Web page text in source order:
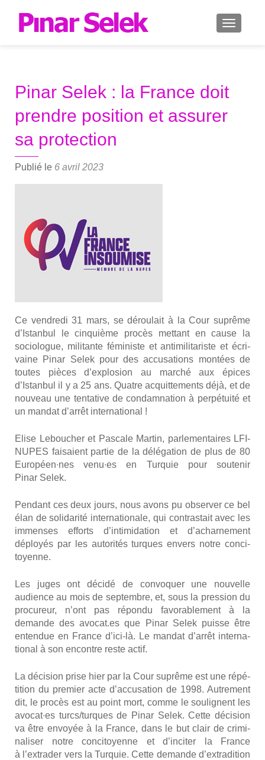
Pinar Selek : la France doit
prendre position et assurer
sa protection
Publié le 6 avril 2023
Ce ven­dre­di 31 mars, se dérou­lait à la Cour suprême
d’Istanbul le cin­quième pro­cès met­tant en cause la
socio­logue, mili­tante fémi­niste et anti­mi­li­ta­riste et écri­
vaine Pinar Selek pour des accu­sa­tions mon­tées de
toutes pièces d’explosion au mar­ché aux épices
d’Istanbul il y a 25 ans. Quatre acquit­te­ments déjà, et de
nou­veau une ten­ta­tive de condam­na­tion à per­pé­tui­té et
un man­dat d’arrêt inter­na­tio­nal !
Elise Lebou­cher et Pas­cale Mar­tin, par­le­men­taires LFI-
NUPES fai­saient par­tie de la délé­ga­tion de plus de 80
Européen∙nes venu∙es en Tur­quie pour sou­te­nir
Pinar Selek.
Pen­dant ces deux jours, nous avons pu obser­ver ce bel
élan de soli­da­ri­té inter­na­tio­nale, qui contras­tait avec les
immenses efforts d’intimidation et d’acharnement
déployés par les auto­ri­tés turques envers notre conci­
toyenne.
Les juges ont déci­dé de convo­quer une nou­velle
audience au mois de sep­tembre, et, sous la pres­sion du
pro­cu­reur, n’ont pas répon­du favo­ra­ble­ment à la
demande des avocat.es que Pinar Selek puisse être
enten­due en France d’ici-là. Le man­dat d’arrêt inter­na­
tio­nal à son encontre reste actif.
La déci­sion prise hier par la Cour suprême est une répé­
ti­tion du pre­mier acte d’accusation de 1998. Autre­ment
dit, le pro­cès est au point mort, comme le sou­lignent les
avocat∙es turcs/turques de Pinar Selek. Cette déci­sion
va être envoyée à la France, dans le but clair de cri­mi­
na­li­ser notre conci­toyenne et d’inciter la France
à l’extrader vers la Tur­quie. Cette demande d’extradition